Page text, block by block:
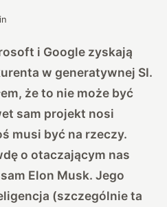
i Google zyskają
w generatywnej SI.
że to nie może być
sam projekt nosi
musi być na rzeczy.
o otaczającym nas
Elon Musk. Jego
(szczególnie ta